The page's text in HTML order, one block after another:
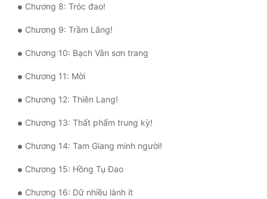
Chương 8: Tróc đao!
Chương 9: Trầm Lãng!
Chương 10: Bạch Vân sơn trang
Chương 11: Mời
Chương 12: Thiên Lang!
Chương 13: Thất phẩm trung kỳ!
Chương 14: Tam Giang minh người!
Chương 15: Hồng Tụ Đao
Chương 16: Dữ nhiều lành ít